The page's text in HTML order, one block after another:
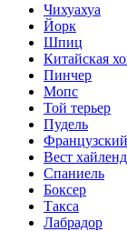
Чихуахуа
Йорк
Шпиц
Китайская
Пинчер
Мопс
Той терьер
Пудель
Вест
Спаниель
Боксер
Такса
Лабрадор